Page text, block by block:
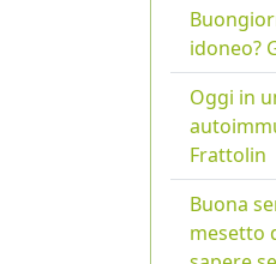
idoneo?
Oggi in
Frattolin
Buona
mesetto